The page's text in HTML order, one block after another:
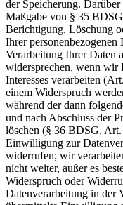
der Speicherung. Darüber
Maßgabe von § 35
Berichtigung, Löschung
Ihrer
Verarbeitung Ihrer Daten
widersprechen, wenn wir
Interesses verarbeiten
einem Widerspruch
während der dann
und nach Abschluss der
löschen (§ 36 BDSG,
Einwilligung zur
widerrufen; wir
nicht weiter, außer es
Widerspruch oder
Datenverarbeitung in der